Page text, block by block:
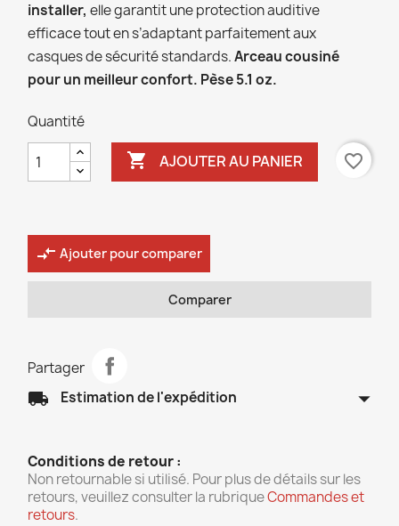
installer, elle garantit une protection auditive
efficace tout en s’adaptant parfaitement aux
casques de sécurité standards.Arceau cousiné
pour un meilleur confort. Pèse 5.1 oz.
Quantité
 AJOUTER AU PANIER favorite_border
compare_arrows Ajouter pour comparer
Comparer
Partager
local_shipping Estimation de l'expédition arrow_drop_down
Conditions de retour :
Non retournable si utilisé. Pour plus de détails sur les
retours, veuillez consulter la rubriqueCommandes et
retours.